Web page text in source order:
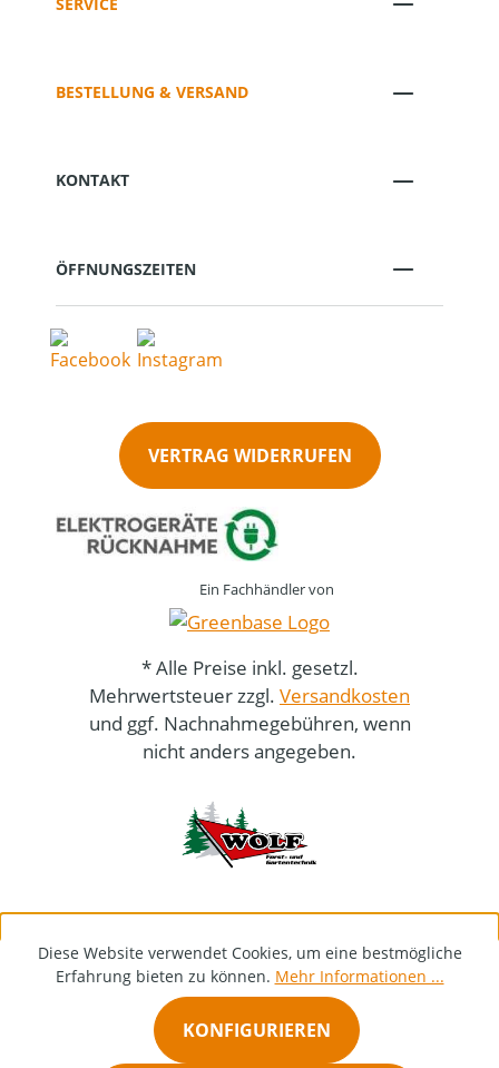
BESTELLUNG & VERSAND
KONTAKT
ÖFFNUNGSZEITEN
VERTRAG WIDERRUFEN
Ein Fachhändler von
* Alle Preise inkl. gesetzl.
Mehrwertsteuer zzgl. Versandkosten
und ggf. Nachnahmegebühren, wenn
nicht anders angegeben.
Diese Website verwendet Cookies, um eine bestmögliche
Erfahrung bieten zu können. Mehr Informationen ...
KONFIGURIEREN